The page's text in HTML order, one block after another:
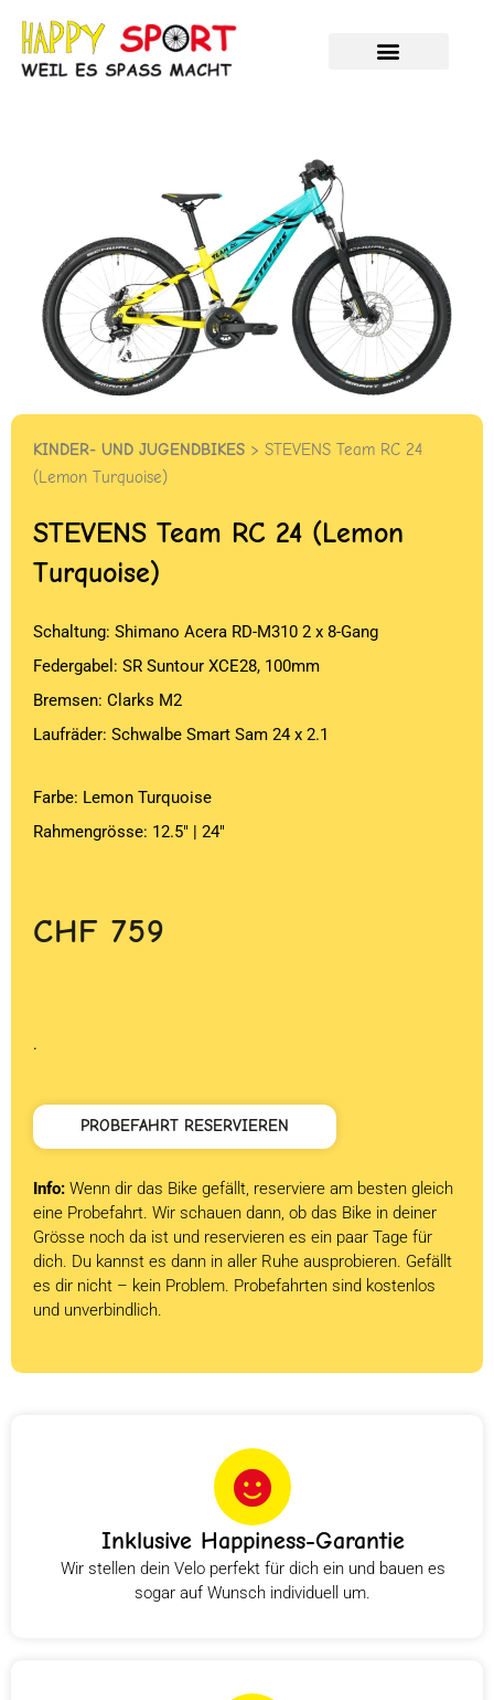
Inhalt
springen
KINDER- UND JUGENDBIKES > STEVENS Team RC 24
(Lemon Turquoise)
STEVENS Team RC 24 (Lemon
Turquoise)
Schaltung: Shimano Acera RD-M310 2 x 8-Gang
Federgabel: SR Suntour XCE28, 100mm
Bremsen: Clarks M2
Laufräder: Schwalbe Smart Sam 24 x 2.1
Farbe: Lemon Turquoise
Rahmengrösse: 12.5″ | 24″
CHF 759
.
PROBEFAHRT RESERVIEREN
Info: Wenn dir das Bike gefällt, reserviere am besten gleich
eine Probefahrt. Wir schauen dann, ob das Bike in deiner
Grösse noch da ist und reservieren es ein paar Tage für
dich. Du kannst es dann in aller Ruhe ausprobieren. Gefällt
es dir nicht – kein Problem. Probefahrten sind kostenlos
und unverbindlich.
Inklusive Happiness-Garantie
Wir stellen dein Velo perfekt für dich ein und bauen es
sogar auf Wunsch individuell um.